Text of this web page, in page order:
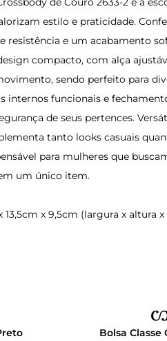
estilo e praticidade.
resistência e um acabamento
compacto, com alça
sendo perfeito para
internos funcionais e
de seus pertences.
tanto looks casuais
para mulheres que
um único item.
13,5cm x 9,5cm (largura x altura
Bolsa Classe